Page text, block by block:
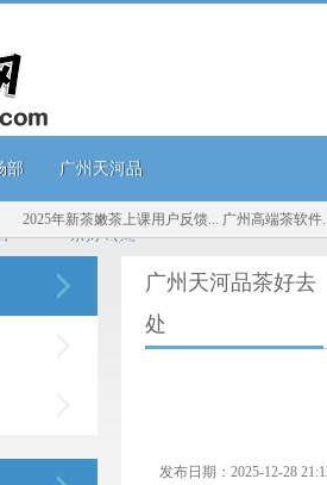
部 广州天河品
茶好去处
2025年新茶嫩茶上课用户反馈... 广州高端茶软件...
广州天河品茶好去
处
发布日期：2025-12-28